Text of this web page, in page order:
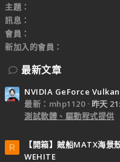
主題
訊息
會員
新加入的會員
最新文章
NVIDIA GeForce
最新：mhp1120
昨天
測試軟體、驅動程式提供
R
【開箱】賊船MATX海景
WEHITE